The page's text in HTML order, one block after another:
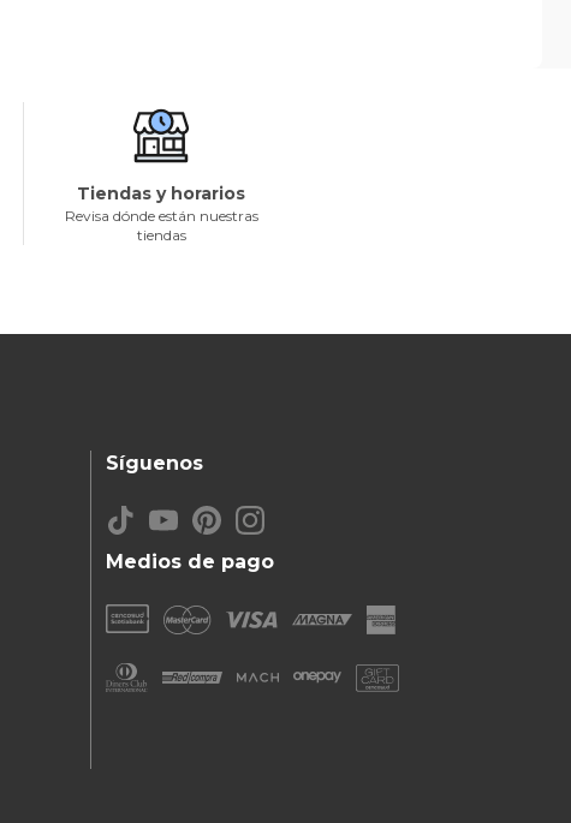
Tiendas y horarios
Revisa dónde están nuestras
tiendas
Medios de pago
Síguenos